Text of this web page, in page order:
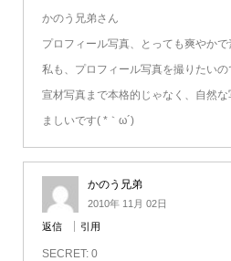
かのう兄弟さん
プロフィール写真、とっても爽やか
私も、プロフィール写真を撮りたいの
宣材写真まで本格的じゃなく、自然
ましいです( *｀ω´)
かのう兄弟
2010年 11月 02日
返信 引用
SECRET: 0